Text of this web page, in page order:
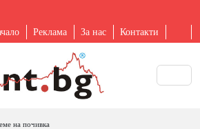
Реклама За нас Контакти
на почивка